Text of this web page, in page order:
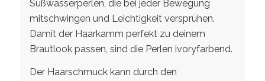
Süßwasserperlen, die bei jeder Bewegung
mitschwingen und Leichtigkeit versprühen.
Damit der Haarkamm perfekt zu deinem
Brautlook passen, sind die Perlen ivoryfarbend.
Der Haarschmuck kann durch den